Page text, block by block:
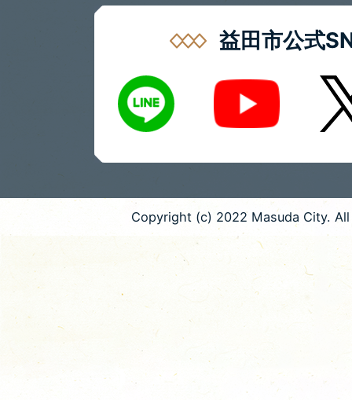
益田市公式
LINE
Youtube X
Copyright (c) 2022 Masuda City.